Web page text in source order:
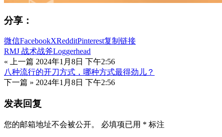
分享：
微信FacebookXRedditPinterest复制链接
RMJ 战术战斧Loggerhead
« 上一篇 2024年1月8日 下午2:56
八种流行的开刀方式，哪种方式最得劲儿？
下一篇 » 2024年1月8日 下午2:56
发表回复
您的邮箱地址不会被公开。 必填项已用 * 标注